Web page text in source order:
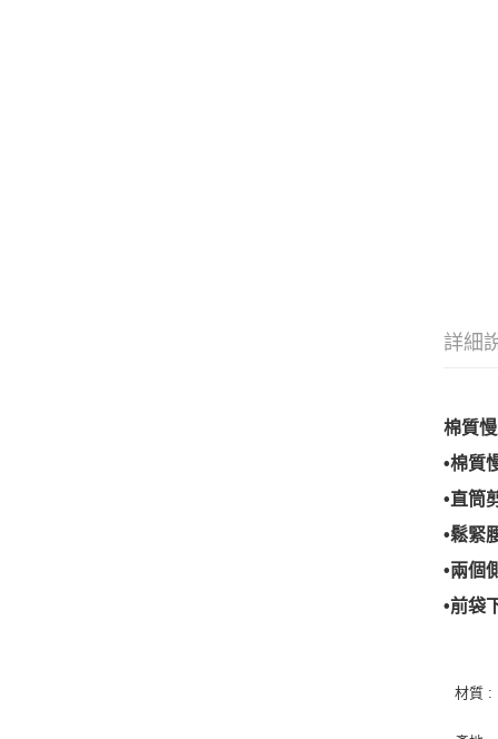
詳細
棉質
•棉質
•直筒
•鬆緊
•兩個
•前袋
材質 :